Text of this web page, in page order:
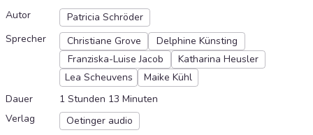
Autor
Patricia Schröder
Sprecher
Christiane Grove
Delphine Künsting
Franziska-Luise Jacob
Katharina Heusler
Lea Scheuvens
Maike Kühl
Dauer
1 Stunden 13 Minuten
Verlag
Oetinger audio